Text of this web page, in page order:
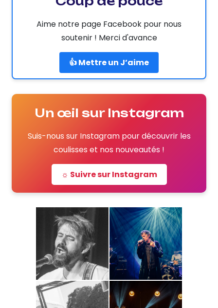
Aime notre page Facebook pour nous
soutenir ! Merci d'avance
👍 Mettre un J’aime
Un œil sur Instagram
Suis-nous sur Instagram pour découvrir les
coulisses et nos nouveautés !
☼ Suivre sur Instagram